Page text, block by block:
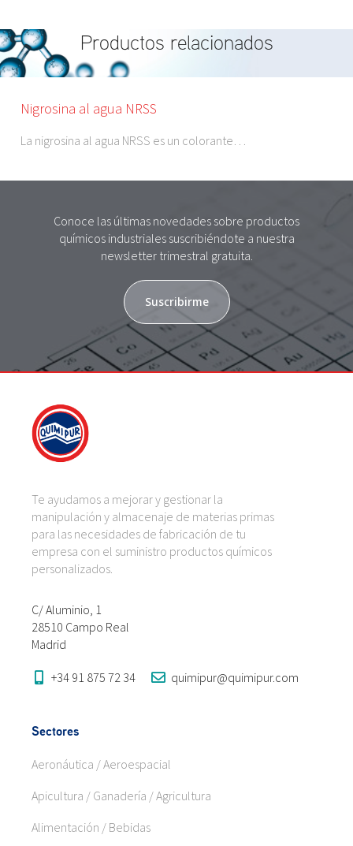
Productos relacionados
Nigrosina al agua NRSS
La nigrosina al agua NRSS es un colorante…
Conoce las últimas novedades sobre productos
químicos industriales suscribiéndote a nuestra
newsletter trimestral gratuita.
Suscribirme
Te ayudamos a mejorar y gestionar la
manipulación y almacenaje de materias primas
para las necesidades de fabricación de tu
empresa con el suministro productos químicos
personalizados.
C/ Aluminio, 1
28510 Campo Real
Madrid
+34 91 875 72 34 quimipur@quimipur.com
Sectores
Aeronáutica / Aeroespacial
Apicultura / Ganadería / Agricultura
Alimentación / Bebidas